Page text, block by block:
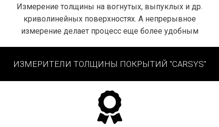
Измерение толщины на вогнутых, выпуклых и др.
криволинейных поверхностях. А непрерывное
измерение делает процесс еще более удобным
ИЗМЕРИТЕЛИ ТОЛЩИНЫ ПОКРЫТИЙ "CARSYS"